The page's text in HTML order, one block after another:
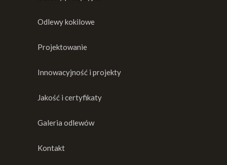
Odlewy kokilowe
Projektowanie
Innowacyjność i projekty
Jakość i certyfikaty
Galeria odlewów
Kontakt